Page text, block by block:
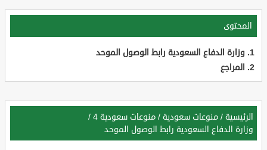
المحتوى
وزارة الدفاع السعودية رابط الوصول الموحد
المراجع
الرئيسية / منوعات سعودية / منوعات سعودية 4
/
وزارة الدفاع السعودية رابط الوصول الموحد